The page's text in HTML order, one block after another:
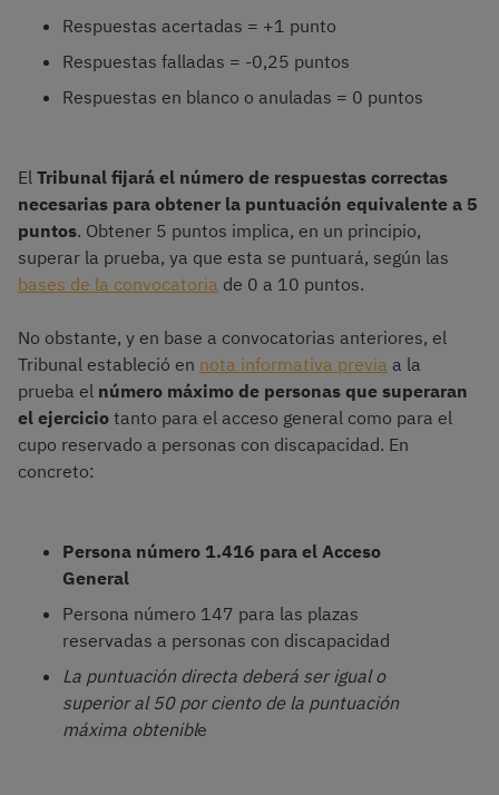
Respuestas acertadas = +1 punto
Respuestas falladas = -0,25 puntos
Respuestas en blanco o anuladas = 0 puntos
El Tribunal fijará el número de respuestas correctas
necesarias para obtener la puntuación equivalente a 5
puntos. Obtener 5 puntos implica, en un principio,
superar la prueba, ya que esta se puntuará, según las
bases de la convocatoria de 0 a 10 puntos.
No obstante, y en base a convocatorias anteriores, el
Tribunal estableció en nota informativa previa a la
prueba el número máximo de personas que superaran
el ejercicio tanto para el acceso general como para el
cupo reservado a personas con discapacidad. En
concreto:
Persona número 1.416 para el Acceso
General
Persona número 147 para las plazas
reservadas a personas con discapacidad
La puntuación directa deberá ser igual o
superior al 50 por ciento de la puntuación
máxima obtenible